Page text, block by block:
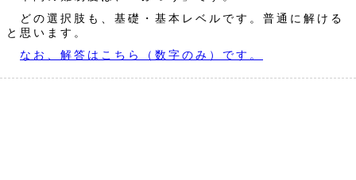
どの選択肢も、基礎・基本レベルです。普通に解ける
と思います。
なお、解答はこちら（数字のみ）です。